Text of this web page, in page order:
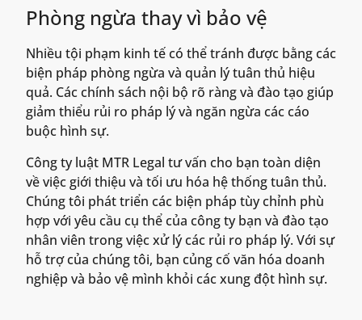
Phòng ngừa thay vì bảo vệ
Nhiều tội phạm kinh tế có thể tránh được bằng các
biện pháp phòng ngừa và quản lý tuân thủ hiệu
quả. Các chính sách nội bộ rõ ràng và đào tạo giúp
giảm thiểu rủi ro pháp lý và ngăn ngừa các cáo
buộc hình sự.
Công ty luật MTR Legal tư vấn cho bạn toàn diện
về việc giới thiệu và tối ưu hóa hệ thống tuân thủ.
Chúng tôi phát triển các biện pháp tùy chỉnh phù
hợp với yêu cầu cụ thể của công ty bạn và đào tạo
nhân viên trong việc xử lý các rủi ro pháp lý. Với sự
hỗ trợ của chúng tôi, bạn củng cố văn hóa doanh
nghiệp và bảo vệ mình khỏi các xung đột hình sự.